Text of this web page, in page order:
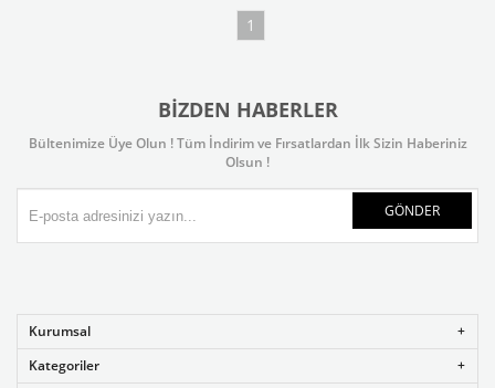
1
BIZDEN HABERLER
Bültenimize Üye Olun ! Tüm İndirim ve Fırsatlardan İlk Sizin Haberiniz
Olsun !
GÖNDER
Kurumsal
Kategoriler